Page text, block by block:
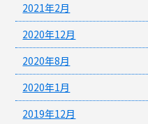
2021年2月
2020年12月
2020年8月
2020年1月
2019年12月